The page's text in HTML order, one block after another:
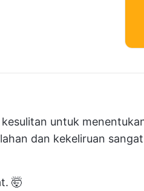
untuk
dan kekeliruan
🤯